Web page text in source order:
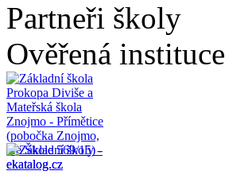
Partneři školy
Ověřená instituce